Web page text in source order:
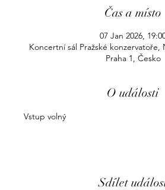
Čas a místo
07 Jan 2026,
Koncertní sál Pražské konzervatoře,
Praha 1, Česko
O události
Vstup volný
Sdílet